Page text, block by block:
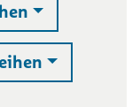
Auswahlliste